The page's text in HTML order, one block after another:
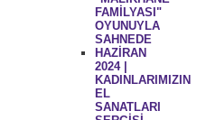
FAMİLYASI"
OYUNUYLA
SAHNEDE
HAZİRAN
2024 |
KADINLARIMIZIN
EL
SANATLARI